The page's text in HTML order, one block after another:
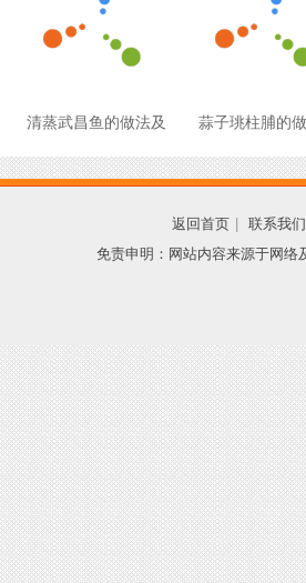
清蒸武昌鱼的做法及 蒜子珧柱脯的
返回首页 联系我们
免责申明：网站内容来源于网